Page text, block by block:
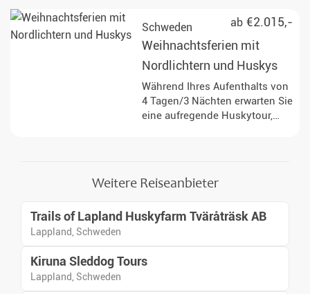
bestaunen.
ab €2.015,-
Schweden
Weihnachtsferien mit
Nordlichtern und Huskys
Während Ihres Aufenthalts von
4 Tagen/3 Nächten erwarten Sie
eine aufregende Huskytour,
schneebedeckte Landschaft
traditionelle Küche in der
Weitere Reiseanbieter
Trails of Lapland Huskyfarm Tväråträsk AB
Lappland, Schweden
Kiruna Sleddog Tours
Lappland, Schweden